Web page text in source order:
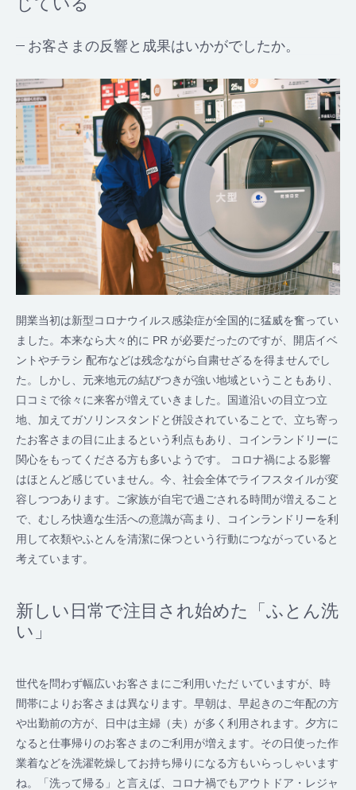
お客さまの反響と成果はいかがでしたか。
開業当初は新型コロナウイルス感染症が全国的に猛威を奮ってい
ました。本来なら大々的に PR が必要だったのですが、開店イベ
ントやチラシ 配布などは残念ながら自粛せざるを得ませんでし
た。しかし、元来地元の結びつきが強い地域ということもあり、
口コミで徐々に来客が増えていきました。国道沿いの目立つ立
地、加えてガソリンスタンドと併設されていることで、立ち寄っ
たお客さまの目に止まるという利点もあり、コインランドリーに
関心をもってくださる方も多いようです。 コロナ禍による影響
はほとんど感じていません。今、社会全体でライフスタイルが変
容しつつあります。ご家族が自宅で過ごされる時間が増えること
で、むしろ快適な生活への意識が高まり、コインランドリーを利
用して衣類やふとんを清潔に保つという行動につながっていると
考えています。
新しい日常で注目され始めた「ふとん洗
い」
世代を問わず幅広いお客さまにご利用いただ いていますが、時
間帯によりお客さまは異なります。早朝は、早起きのご年配の方
や出勤前の方が、日中は主婦（夫）が多く利用されます。夕方に
なると仕事帰りのお客さまのご利用が増えます。その日使った作
業着などを洗濯乾燥してお持ち帰りになる方もいらっしゃいます
ね。「洗って帰る」と言えば、コロナ禍でもアウトドア・レジャ